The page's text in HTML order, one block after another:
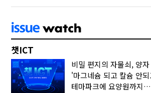
챗ICT
비밀 편지의 자물쇠, 양